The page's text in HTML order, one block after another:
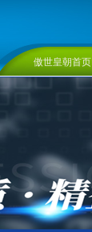
傲世皇朝首页